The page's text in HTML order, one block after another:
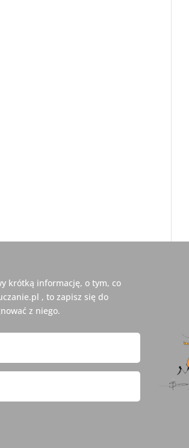
krótką informację, o tym, co
, to zapisz się do
z niego.